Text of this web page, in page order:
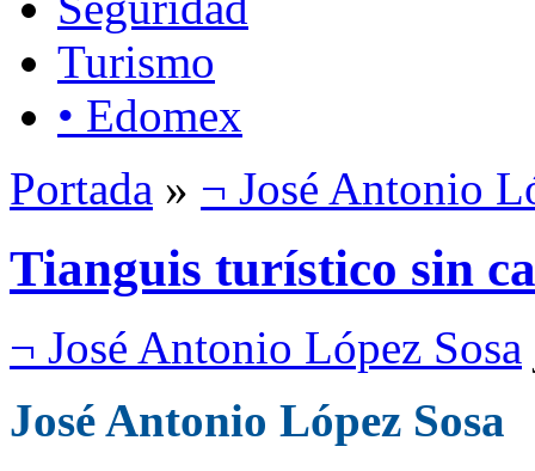
Turismo
• Edomex
Portada » ¬ José Antonio
Tianguis turístico sin
¬ José Antonio López Sosa
José Antonio López Sosa